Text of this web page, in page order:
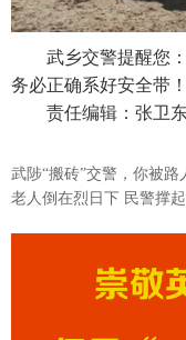
武乡交警提醒您：
务必正确系好安全带
责任编辑：张卫
武陟“搬砖”交警，你被路
老人倒在烈日下 民警撑